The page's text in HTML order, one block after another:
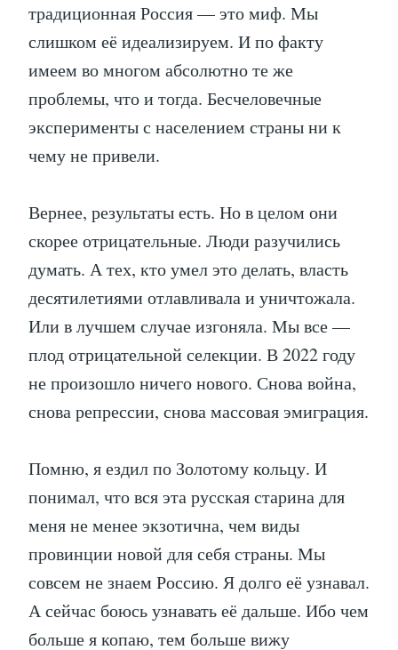
традиционная Россия — это миф. Мы
слишком её идеализируем. И по факту
имеем во многом абсолютно те же
проблемы, что и тогда. Бесчеловечные
эксперименты с населением страны ни к
чему не привели.
Вернее, результаты есть. Но в целом они
скорее отрицательные. Люди разучились
думать. А тех, кто умел это делать, власть
десятилетиями отлавливала и уничтожала.
Или в лучшем случае изгоняла. Мы все —
плод отрицательной селекции. В 2022 году
не произошло ничего нового. Снова война,
снова репрессии, снова массовая эмиграция.
Помню, я ездил по Золотому кольцу. И
понимал, что вся эта русская старина для
меня не менее экзотична, чем виды
провинции новой для себя страны. Мы
совсем не знаем Россию. Я долго её узнавал.
А сейчас боюсь узнавать её дальше. Ибо чем
больше я копаю, тем больше вижу